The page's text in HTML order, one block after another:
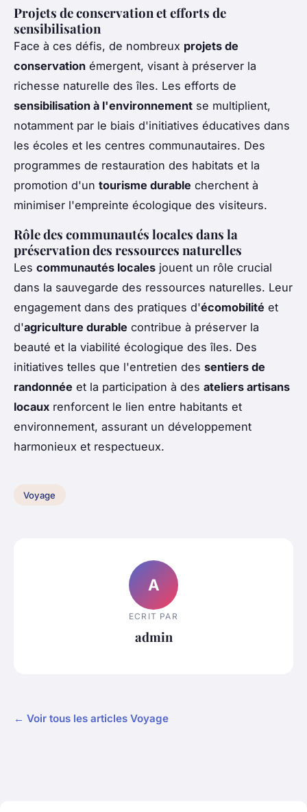
Projets de conservation et efforts de
sensibilisation
Face à ces défis, de nombreux projets de
conservation émergent, visant à préserver la
richesse naturelle des îles. Les efforts de
sensibilisation à l'environnement se multiplient,
notamment par le biais d'initiatives éducatives dans
les écoles et les centres communautaires. Des
programmes de restauration des habitats et la
promotion d'un tourisme durable cherchent à
minimiser l'empreinte écologique des visiteurs.
Rôle des communautés locales dans la
préservation des ressources naturelles
Les communautés locales jouent un rôle crucial
dans la sauvegarde des ressources naturelles. Leur
engagement dans des pratiques d'écomobilité et
d'agriculture durable contribue à préserver la
beauté et la viabilité écologique des îles. Des
initiatives telles que l'entretien des sentiers de
randonnée et la participation à des ateliers artisans
locaux renforcent le lien entre habitants et
environnement, assurant un développement
harmonieux et respectueux.
Voyage
A
ECRIT PAR
admin
← Voir tous les articles Voyage